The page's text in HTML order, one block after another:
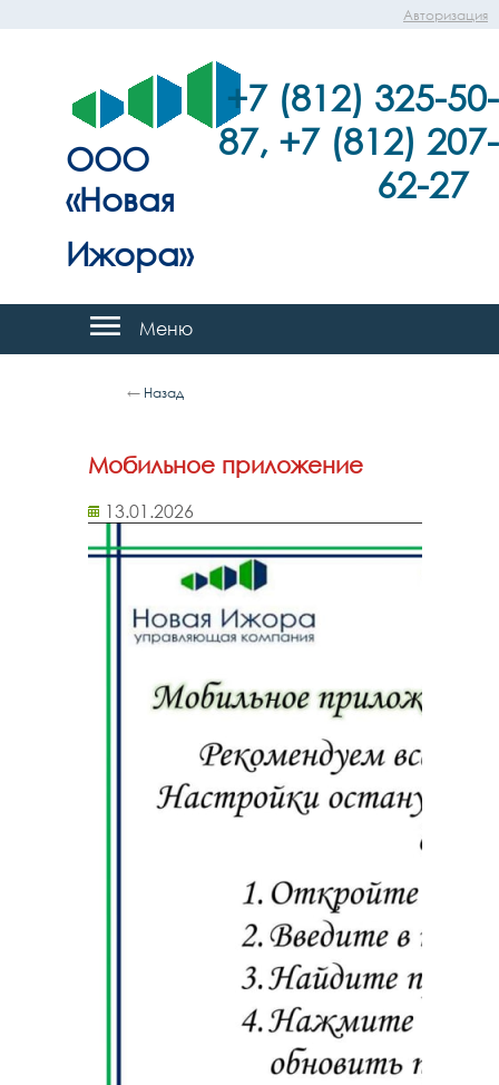
Авторизация
ООО
«Новая
Ижора»
+7 (812) 325-50-
87, +7 (812) 207-
62-27
Меню
← Назад
Мобильное приложение
13.01.2026